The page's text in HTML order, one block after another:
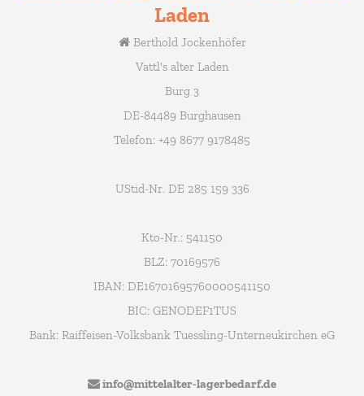
Laden
Berthold Jockenhöfer
Vattl's alter Laden
Burg 3
DE-84489 Burghausen
Telefon: +49 8677 9178485
UStid-Nr. DE 285 159 336
Kto-Nr.: 541150
BLZ: 70169576
IBAN: DE16701695760000541150
BIC: GENODEF1TUS
Bank: Raiffeisen-Volksbank Tuessling-Unterneukirchen eG
info@mittelalter-lagerbedarf.de